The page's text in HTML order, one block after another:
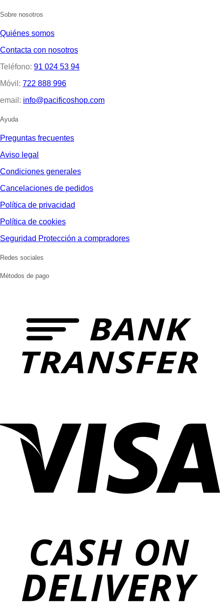
Sobre nosotros
Quiénes somos
Contacta con nosotros
Teléfono: 91 024 53 94
Móvil: 722 888 996
email: info@pacificoshop.com
Ayuda
Preguntas frecuentes
Aviso legal
Condiciones generales
Cancelaciones de pedidos
Política de privacidad
Política de cookies
Seguridad Protección a compradores
Redes sociales
Métodos de pago